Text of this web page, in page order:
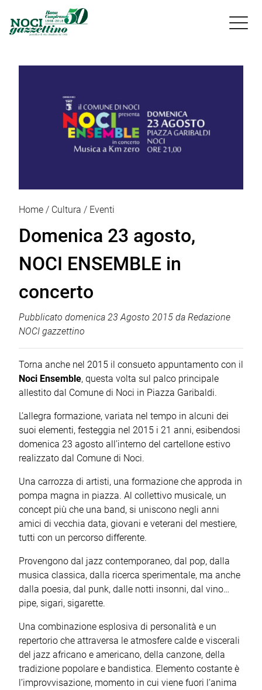

Home Cultura Eventi
Domenica 23 agosto,
NOCI ENSEMBLE in
concerto
Pubblicato domenica 23 Agosto 2015 da Redazione
NOCI gazzettino
Torna anche nel 2015 il consueto appuntamento con il
Noci Ensemble, questa volta sul palco principale
allestito dal Comune di Noci in Piazza Garibaldi.
L’allegra formazione, variata nel tempo in alcuni dei
suoi elementi, festeggia nel 2015 i 21 anni, esibendosi
domenica 23 agosto all’interno del cartellone estivo
realizzato dal Comune di Noci.
Una carrozza di artisti, una formazione che approda in
pompa magna in piazza. Al collettivo musicale, un
concept più che una band, si uniscono negli anni
amici di vecchia data, giovani e veterani del mestiere,
tutti con un percorso differente.
Provengono dal jazz contemporaneo, dal pop, dalla
musica classica, dalla ricerca sperimentale, ma anche
dalla poesia, dal punk, dalle notti insonni, dal vino…
pipe, sigari, sigarette.
Una combinazione esplosiva di personalità e un
repertorio che attraversa le atmosfere calde e viscerali
del jazz africano e americano, della canzone, della
tradizione popolare e bandistica. Elemento costante è
l’improvvisazione, momento in cui viene fuori l’anima